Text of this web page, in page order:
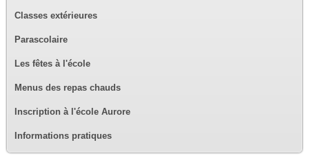
Classes extérieures
Parascolaire
Les fêtes à l'école
Menus des repas chauds
Inscription à l'école Aurore
Informations pratiques